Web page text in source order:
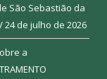
São Sebastião da
24 de julho de 2026
a